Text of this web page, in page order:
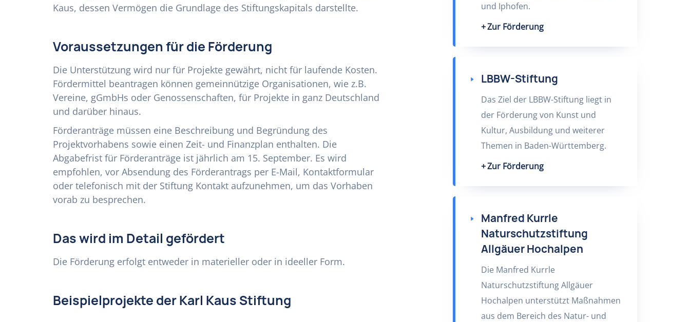
Kaus, dessen Vermögen die Grundlage des Stiftungskapitals darstellte.
Voraussetzungen für die Förderung
Die Unterstützung wird nur für Projekte gewährt, nicht für laufende Kosten.
Fördermittel beantragen können gemeinnützige Organisationen, wie z.B.
Vereine, gGmbHs oder Genossenschaften, für Projekte in ganz Deutschland
und darüber hinaus.
Förderanträge müssen eine Beschreibung und Begründung des
Projektvorhabens sowie einen Zeit- und Finanzplan enthalten. Die
Abgabefrist für Förderanträge ist jährlich am 15. September. Es wird
empfohlen, vor Absendung des Förderantrags per E-Mail, Kontaktformular
oder telefonisch mit der Stiftung Kontakt aufzunehmen, um das Vorhaben
vorab zu besprechen.
Das wird im Detail gefördert
Die Förderung erfolgt entweder in materieller oder in ideeller Form.
Beispielprojekte der Karl Kaus Stiftung
und Iphofen.
Zur Förderung
LBBW-Stiftung
Das Ziel der LBBW-Stiftung liegt in
der Förderung von Kunst und
Kultur, Ausbildung und weiterer
Themen in Baden-Württemberg.
Zur Förderung
Manfred Kurrle
Naturschutzstiftung
Allgäuer Hochalpen
Die Manfred Kurrle
Naturschutzstiftung Allgäuer
Hochalpen unterstützt Maßnahmen
aus dem Bereich des Natur- und